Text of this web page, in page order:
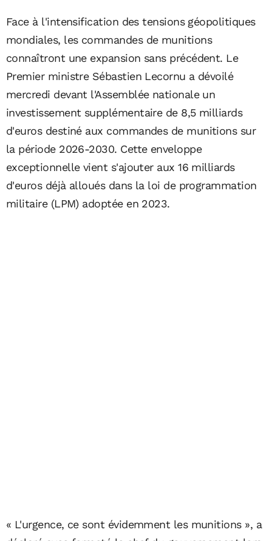
Face à l'intensification des tensions géopolitiques
mondiales, les commandes de munitions
connaîtront une expansion sans précédent. Le
Premier ministre Sébastien Lecornu a dévoilé
mercredi devant l'Assemblée nationale un
investissement supplémentaire de 8,5 milliards
d'euros destiné aux commandes de munitions sur
la période 2026-2030. Cette enveloppe
exceptionnelle vient s'ajouter aux 16 milliards
d'euros déjà alloués dans la loi de programmation
militaire (LPM) adoptée en 2023.
« L'urgence, ce sont évidemment les munitions », a